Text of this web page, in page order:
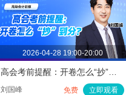
2026-04-28 19:00-20:00
刘国峰 免费 立即观看